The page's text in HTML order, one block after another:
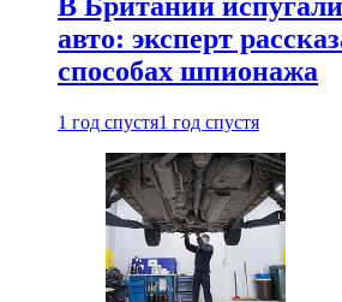
авто: эксперт
способах шпионажа
1 год спустя1 год спустя